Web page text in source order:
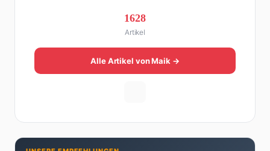
Online zu einer der führenden Männer-Lifestyle-
Plattformen im deutschsprachigen Raum aufgebaut.
Sein Weg dahin war alles andere als geradlinig: Die
eine Hälfte seines Lebens stand er in der
Gastronomie – mit allem, was dazugehört. Die andere
seine Artikel aus: direkt, unterhaltsam und immer nah
dran. Wenn Maik nicht gerade den heißesten Tratsch
1628
Artikel
Alle Artikel von Maik →